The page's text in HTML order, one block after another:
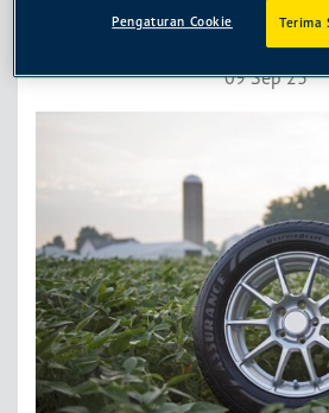
09 Sep 23
Terima
Pengaturan Cookie